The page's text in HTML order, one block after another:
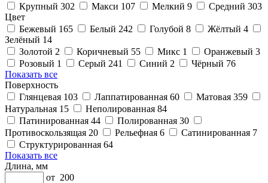
Крупный 302 Макси 107 Мелкий 9 Средний 303
Цвет
Бежевый 165 Белый 242 Голубой 8 Жёлтый 4
Зелёный 14
Золотой 2 Коричневый 55 Микс 1 Оранжевый 3
Розовый 1 Серый 241 Синий 2 Чёрный 76
Показать все
Поверхность
Глянцевая 103 Лаппатированная 60 Матовая 359
Натуральная 15 Неполированная 84
Патинированная 44 Полированная 30
Противоскользящая 20 Рельефная 6 Сатинированная 7
Структурированная 64
Показать все
Длина, мм
от 200